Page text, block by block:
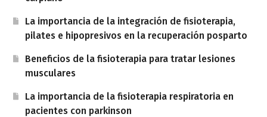
La importancia de la integración de fisioterapia,
pilates e hipopresivos en la recuperación posparto
Beneficios de la fisioterapia para tratar lesiones
musculares
La importancia de la fisioterapia respiratoria en
pacientes con parkinson